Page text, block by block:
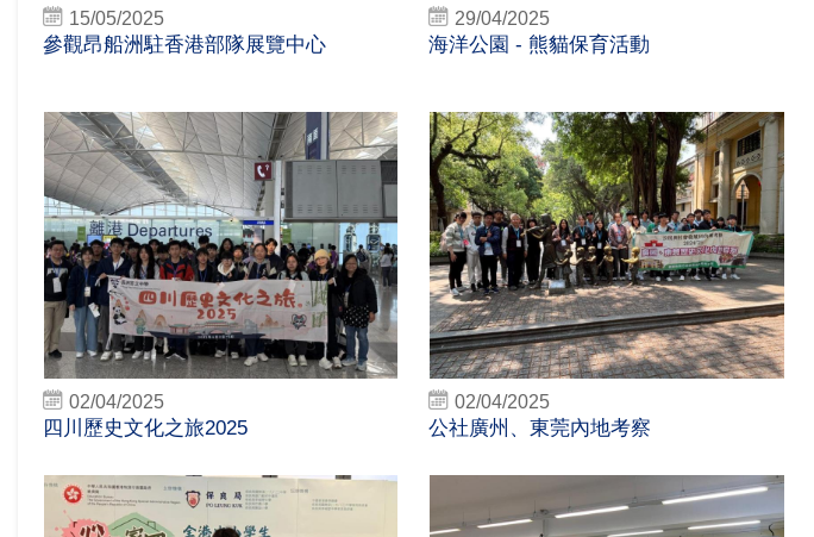
15/05/2025
參觀昂船洲駐香港部隊展覽中心
29/04/2025
海洋公園 - 熊貓保育活動
02/04/2025
四川歷史文化之旅2025
02/04/2025
公社廣州、東莞內地考察